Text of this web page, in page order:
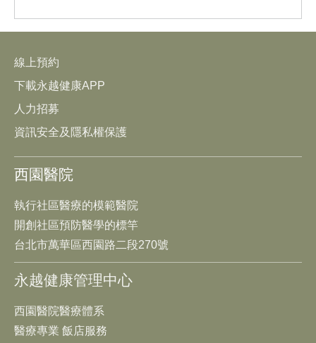
線上預約
下載永越健康APP
人力招募
資訊安全及隱私權保護
西園醫院
執行社區醫療的模範醫院
開創社區預防醫學的標竿
台北市萬華區西園路二段270號
永越健康管理中心
西園醫院醫療體系
醫療專業 飯店服務